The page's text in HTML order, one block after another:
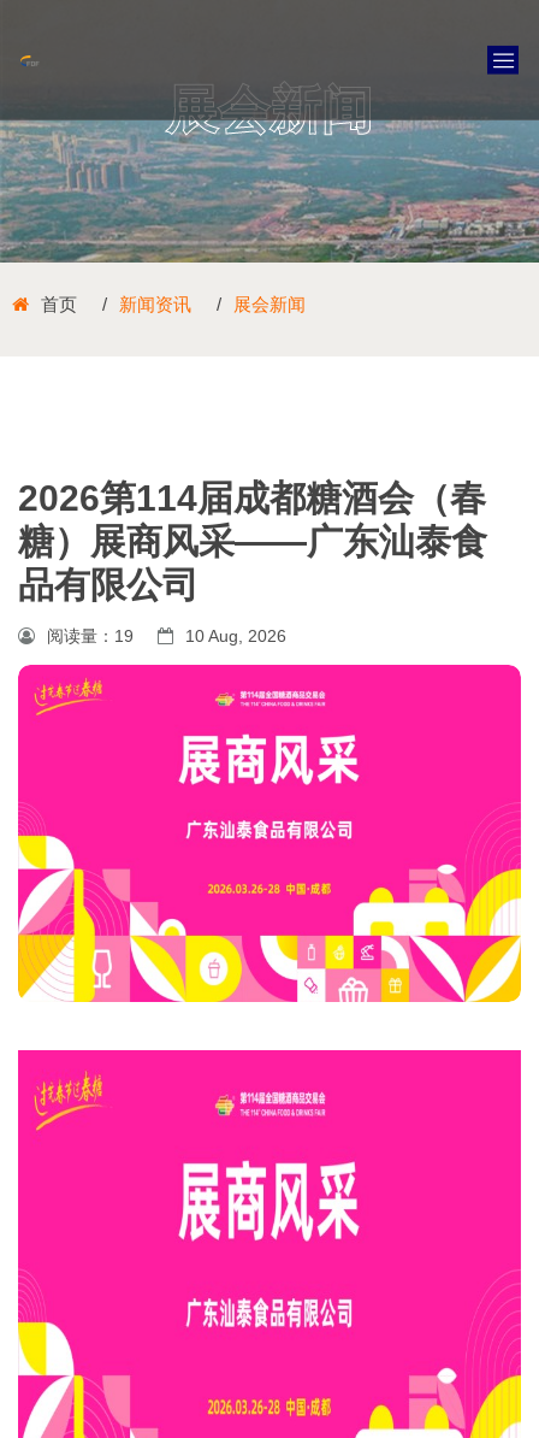
展会新闻
首页 新闻资讯 展会新闻
2026第114届成都糖酒会（春
糖）展商风采——广东汕泰食
品有限公司
阅读量： 19 10 Aug, 2026